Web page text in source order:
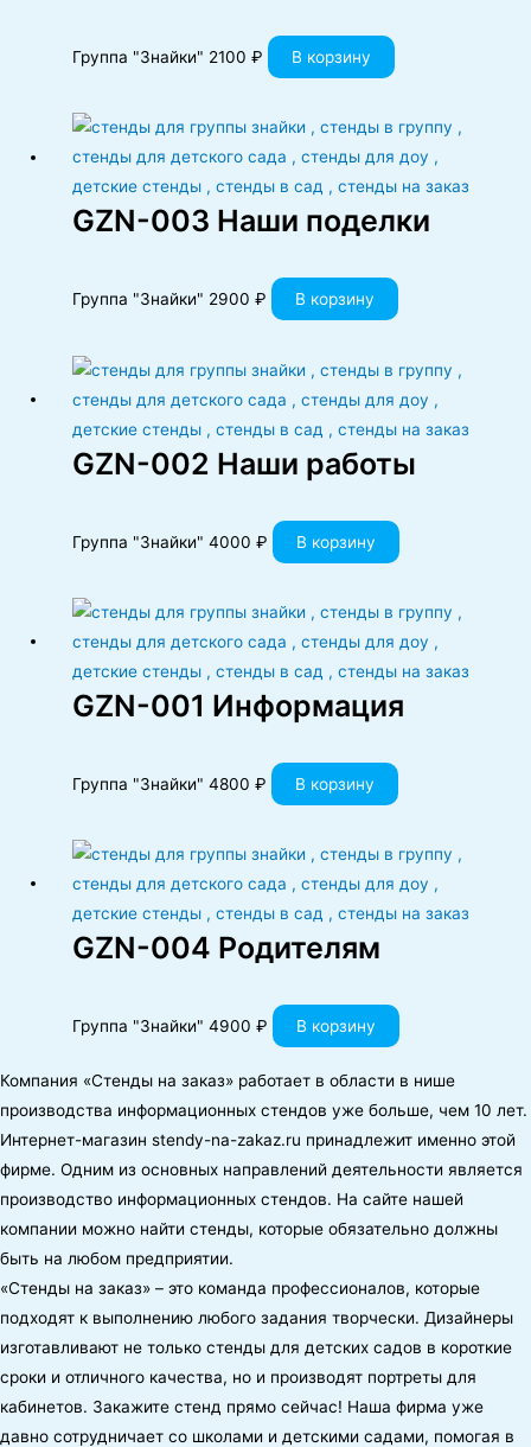
Группа "Знайки" 2100₽ В корзину
GZN-003 Наши поделки
Группа "Знайки" 2900₽ В корзину
GZN-002 Наши работы
Группа "Знайки"4000₽ В корзину
GZN-001 Информация
Группа "Знайки"4800₽ В корзину
GZN-004 Родителям
Группа "Знайки"4900₽ В корзину
Компания «Стенды на заказ» работает в области в нише
производства информационных стендов уже больше, чем 10 лет.
Интернет-магазин stendy-na-zakaz.ru принадлежит именно этой
фирме. Одним из основных направлений деятельности является
производство информационных стендов. На сайте нашей
компании можно найти стенды, которые обязательно должны
быть на любом предприятии.
«Стенды на заказ» – это команда профессионалов, которые
подходят к выполнению любого задания творчески. Дизайнеры
изготавливают не только стенды для детских садов в короткие
сроки и отличного качества, но и производят портреты для
кабинетов. Закажите стенд прямо сейчас! Наша фирма уже
давно сотрудничает со школами и детскими садами, помогая в